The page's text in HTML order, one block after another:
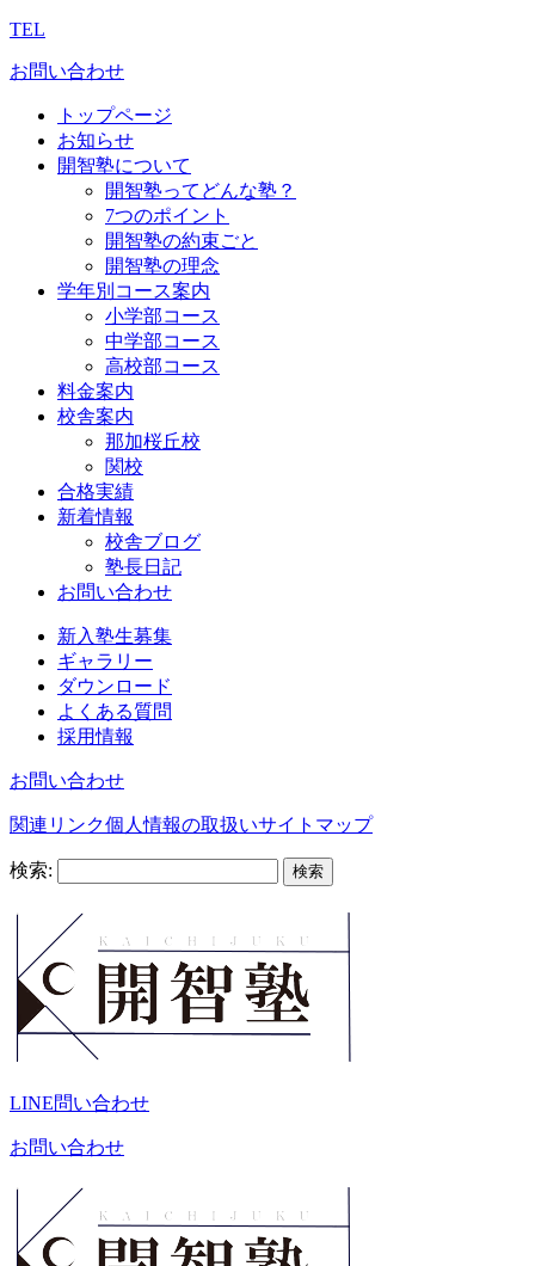
TEL
お問い合わせ
トップページ
お知らせ
開智塾について
開智塾ってどんな塾？
7つのポイント
開智塾の約束ごと
開智塾の理念
学年別コース案内
小学部コース
中学部コース
高校部コース
料金案内
校舎案内
那加桜丘校
関校
合格実績
新着情報
校舎ブログ
塾長日記
お問い合わせ
新入塾生募集
ギャラリー
ダウンロード
よくある質問
採用情報
お問い合わせ
関連リンク個人情報の取扱いサイトマップ
検索:
LINE問い合わせ
お問い合わせ